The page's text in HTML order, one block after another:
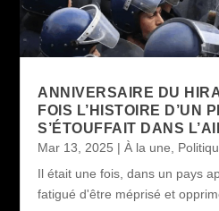
ANNIVERSAIRE DU
FOIS L’HISTOIRE D’UN
S’ÉTOUFFAIT DANS
Mar 13, 2025 |À la une
Il était une fois, dans un pays
fatigué d'être méprisé et